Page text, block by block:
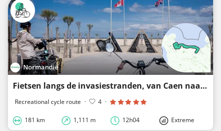
Normandië
Fietsen langs de invasiestranden, van Caen naar Carentan
Recreational cycle route · 4 ·
181 km 1,111 m 12h04 Extreme